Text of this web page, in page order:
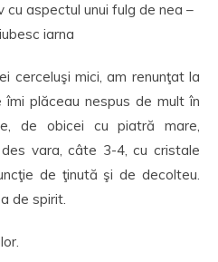
cu aspectul unui fulg de nea –
iarna
cerceluşi mici, am renunţat la
plăceau nespus de mult în
de obicei cu piatră mare,
vara, câte 3-4, cu cristale
de ţinută şi de decolteu.
de spirit.